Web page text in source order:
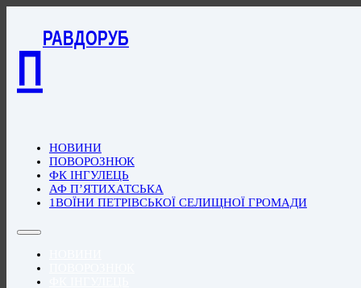
П
РАВДОРУБ
НОВИНИ
ПОВОРОЗНЮК
ФК ІНГУЛЕЦЬ
АФ П’ЯТИХАТСЬКА
1ВОЇНИ ПЕТРІВСЬКОЇ СЕЛИЩНОЇ ГРОМАДИ